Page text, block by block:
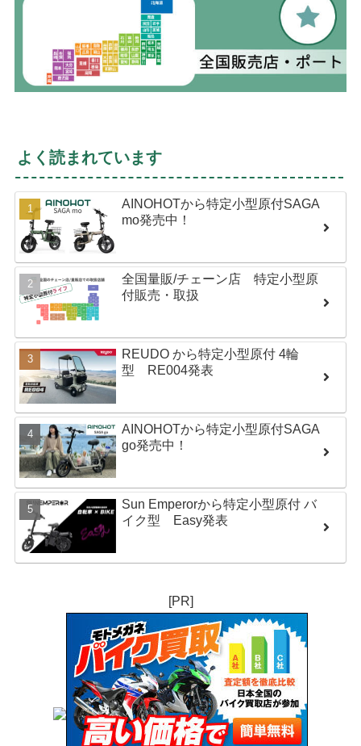
よく読まれています
AINOHOTから特定小型原付SAGA
mo発売中！
全国量販/チェーン店 特定小型原
付販売・取扱
REUDO から特定小型原付 4輪
型 RE004発表
AINOHOTから特定小型原付SAGA
go発売中！
Sun Emperorから特定小型原付 バ
イク型 Easy発表
[PR]